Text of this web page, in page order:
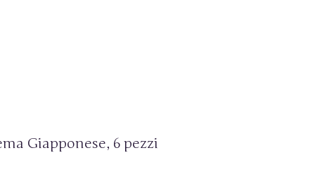
Giapponese, 6 pezzi